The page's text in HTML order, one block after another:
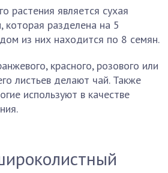
растения является сухая
которая разделена на 5
из них находится по 8 семян.
красного, розового или
листьев делают чай. Также
используют в качестве